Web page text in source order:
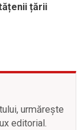
țării
urmărește
editorial.